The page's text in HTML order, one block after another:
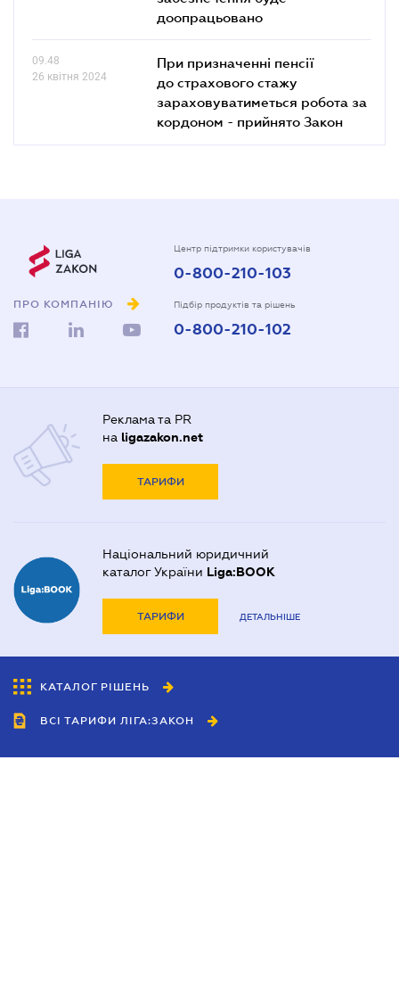
доопрацьовано
09.48
26 квітня 2024
При призначенні пенсії
до страхового стажу
зараховуватиметься робота за
кордоном - прийнято Закон
ПРО КОМПАНІЮ
Центр підтримки користувачів
0-800-210-103
Підбір продуктів та рішень
0-800-210-102
Реклама та PR
на ligazakon.net
ТАРИФИ
Національний юридичний
каталог України Liga:BOOK
ТАРИФИ ДЕТАЛЬНІШЕ
КАТАЛОГ РІШЕНЬ
ВСІ ТАРИФИ ЛІГА:ЗАКОН